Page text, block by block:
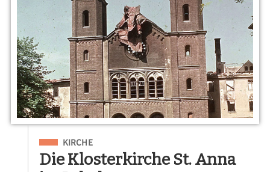
Eingeordnet unter
KIRCHE
Die Klosterkirche St. Anna